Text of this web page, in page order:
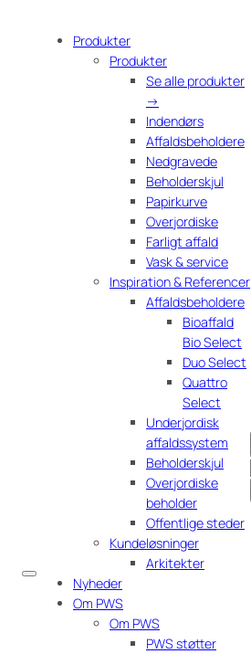
Produkter
Produkter
Se alle produkter
→
Indendørs
Affaldsbeholdere
Nedgravede
Beholderskjul
Papirkurve
Overjordiske
Farligt affald
Vask & service
Inspiration & Referencer
Affaldsbeholdere
Bioaffald
Bio Select
Duo Select
Quattro
Select
Underjordisk
affaldssystem
Beholderskjul
Overjordiske
beholder
Offentlige steder
Kundeløsninger
Arkitekter
Nyheder
Om PWS
Om PWS
PWS støtter